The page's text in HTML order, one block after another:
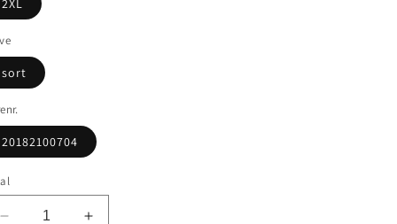
2XL
sort
20182100704